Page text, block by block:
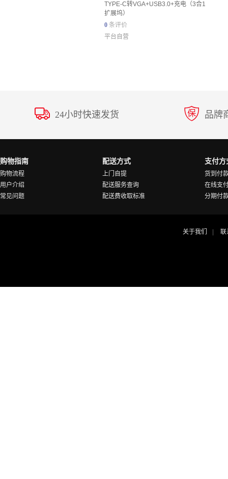
TYPE-C转VGA+USB3.0+充电（3合1
扩展坞）
0 条评价
平台自营
24小时快速发货 品牌
购物指南
购物流程
用户介绍
常见问题
配送方式
上门自提
配送服务查询
配送费收取标准
支付方
货到付
在线支
分期付
关于我们 联